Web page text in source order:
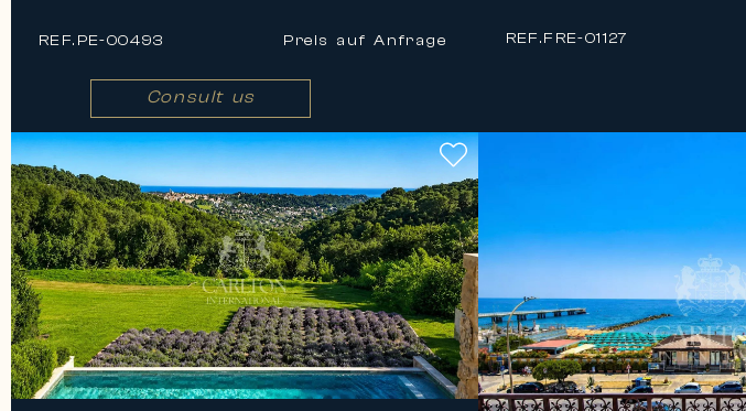
REF. PE-00493 Preis auf Anfrage
Consult us
REF.FRE-01127